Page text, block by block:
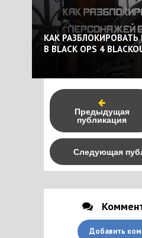
КАК
В BLACK OPS 4
Предыдущая
публикация
Следующая
Добавить